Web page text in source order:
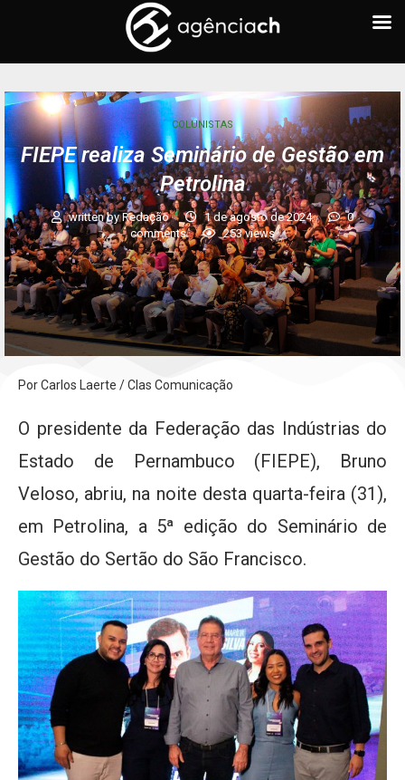
COLUNISTAS
FIEPE realiza Seminário de Gestão em
Petrolina
written byRedação 1 de agosto de 2024
0
comments
253views
Por Carlos Laerte / Clas Comunicação
O presidente da Federação das Indústrias do
Estado de Pernambuco (FIEPE), Bruno
Veloso, abriu, na noite desta quarta-feira (31),
em Petrolina, a 5ª edição do Seminário de
Gestão do Sertão do São Francisco.